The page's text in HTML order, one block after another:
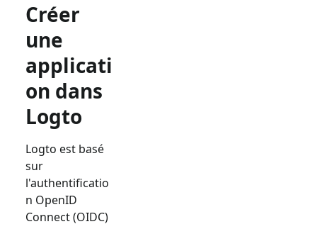
Créer
une
applicati
on dans
Logto
Logto est basé
sur
l'authentificatio
n OpenID
Connect (OIDC)